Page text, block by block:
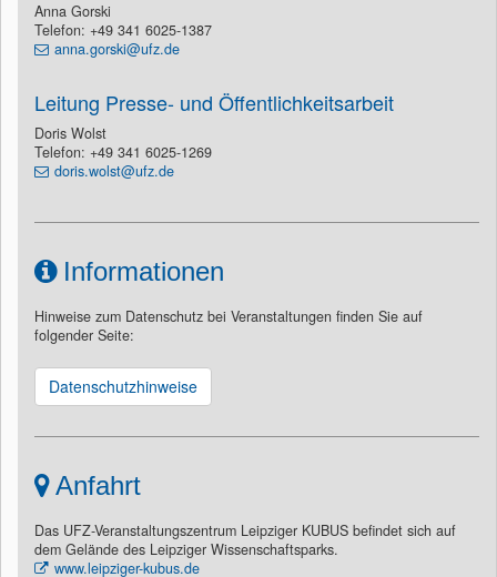
Anna Gorski
Telefon: +49 341 6025-1387
anna.gorski@ufz.de
Leitung Presse- und Öffentlichkeitsarbeit
Doris Wolst
Telefon: +49 341 6025-1269
doris.wolst@ufz.de
Informationen
Hinweise zum Datenschutz bei Veranstaltungen finden Sie auf
folgender Seite:
Datenschutzhinweise
Anfahrt
Das UFZ-Veranstaltungszentrum Leipziger KUBUS befindet sich auf
dem Gelände des Leipziger Wissenschaftsparks.
www.leipziger-kubus.de